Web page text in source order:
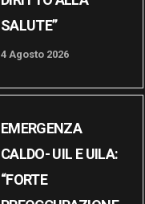
SALUTE”
4 Agosto 2026
EMERGENZA
CALDO- UIL E UILA:
“FORTE